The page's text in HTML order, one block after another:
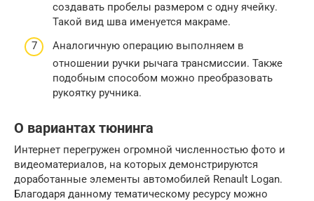
создавать пробелы размером с одну ячейку.
Такой вид шва именуется макраме.
Аналогичную операцию выполняем в
отношении ручки рычага трансмиссии. Также
подобным способом можно преобразовать
рукоятку ручника.
О вариантах тюнинга
Интернет перегружен огромной численностью фото и
видеоматериалов, на которых демонстрируются
доработанные элементы автомобилей Renault Logan.
Благодаря данному тематическому ресурсу можно